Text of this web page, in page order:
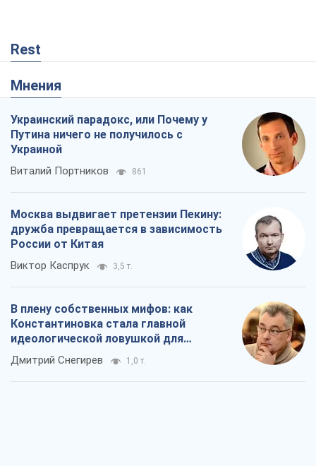
Rest
Мнения
Украинский парадокс, или Почему у
Путина ничего не получилось с
Украиной
Виталий Портников 861
Москва выдвигает претензии Пекину:
дружба превращается в зависимость
России от Китая
Виктор Каспрук 3,5 т.
В плену собственных мифов: как
Константиновка стала главной
идеологической ловушкой для
российских оккупантов
Дмитрий Снегирев 1,0 т.